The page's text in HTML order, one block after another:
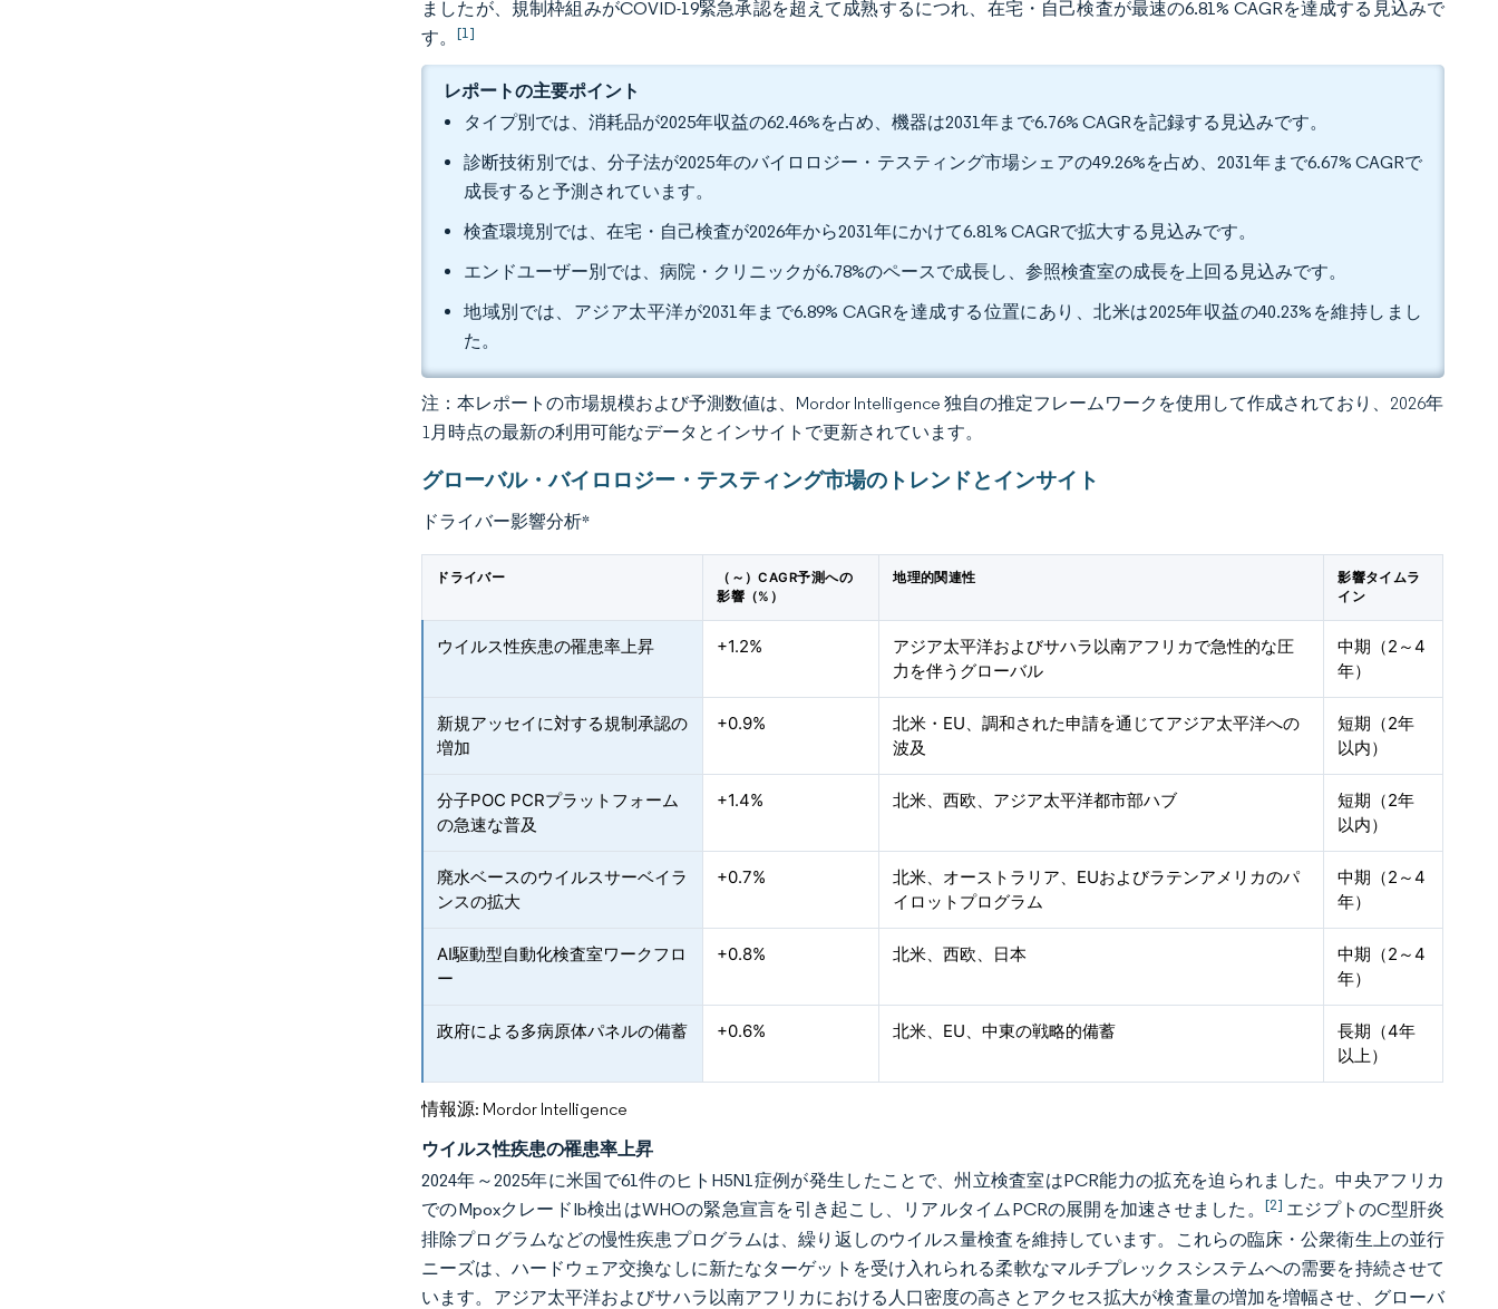
ましたが、規制枠組みがCOVID-19緊急承認を超えて成熟するにつれ、在宅・自己検査が最速の6.81% CAGRを達成する見込みで
す。[1]
レポートの主要ポイント
タイプ別では、消耗品が2025年収益の62.46%を占め、機器は2031年まで6.76% CAGRを記録する見込みです。
診断技術別では、分子法が2025年のバイロロジー・テスティング市場シェアの49.26%を占め、2031年まで6.67% CAGRで
成長すると予測されています。
検査環境別では、在宅・自己検査が2026年から2031年にかけて6.81% CAGRで拡大する見込みです。
エンドユーザー別では、病院・クリニックが6.78%のペースで成長し、参照検査室の成長を上回る見込みです。
地域別では、アジア太平洋が2031年まで6.89% CAGRを達成する位置にあり、北米は2025年収益の40.23%を維持しまし
た。
注：本レポートの市場規模および予測数値は、Mordor Intelligence 独自の推定フレームワークを使用して作成されており、2026年
1月時点の最新の利用可能なデータとインサイトで更新されています。
グローバル・バイロロジー・テスティング市場のトレンドとインサイト
ドライバー影響分析*
ドライバー
（～）CAGR予測への
影響（%）
地理的関連性
影響タイムラ
イン
ウイルス性疾患の罹患率上昇 +1.2%
アジア太平洋およびサハラ以南アフリカで急性的な圧
力を伴うグローバル
中期（2～4
年）
新規アッセイに対する規制承認の
増加
+0.9%
北米・EU、調和された申請を通じてアジア太平洋への
波及
短期（2年
以内）
分子POC PCRプラットフォーム
の急速な普及
+1.4% 北米、西欧、アジア太平洋都市部ハブ
短期（2年
以内）
廃水ベースのウイルスサーベイラ
ンスの拡大
+0.7%
北米、オーストラリア、EUおよびラテンアメリカのパ
イロットプログラム
中期（2～4
年）
AI駆動型自動化検査室ワークフロ
ー
+0.8% 北米、西欧、日本
中期（2～4
年）
政府による多病原体パネルの備蓄 +0.6% 北米、EU、中東の戦略的備蓄
長期（4年
以上）
情報源: Mordor Intelligence
ウイルス性疾患の罹患率上昇
2024年～2025年に米国で61件のヒトH5N1症例が発生したことで、州立検査室はPCR能力の拡充を迫られました。中央アフリカ
でのMpoxクレードIb検出はWHOの緊急宣言を引き起こし、リアルタイムPCRの展開を加速させました。 [2] エジプトのC型肝炎
排除プログラムなどの慢性疾患プログラムは、繰り返しのウイルス量検査を維持しています。これらの臨床・公衆衛生上の並行
ニーズは、ハードウェア交換なしに新たなターゲットを受け入れられる柔軟なマルチプレックスシステムへの需要を持続させて
います。アジア太平洋およびサハラ以南アフリカにおける人口密度の高さとアクセス拡大が検査量の増加を増幅させ、グローバ